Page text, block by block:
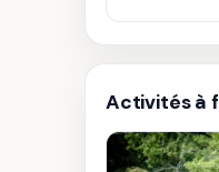
Activités à